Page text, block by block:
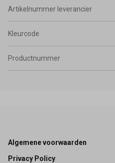
Artikelnummer leverancier
Kleurcode
Productnummer
Footer
Algemene voorwaarden
Privacy Policy